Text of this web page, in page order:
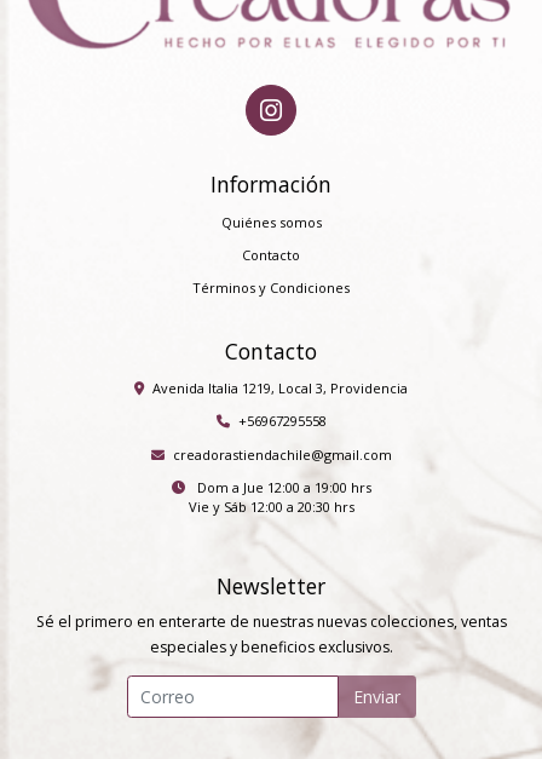
Información
Quiénes somos
Contacto
Términos y Condiciones
Contacto
Avenida Italia 1219, Local 3, Providencia
+56967295558
creadorastiendachile@gmail.com
Dom a Jue 12:00 a 19:00 hrs
Vie y Sáb 12:00 a 20:30 hrs
Newsletter
Sé el primero en enterarte de nuestras nuevas colecciones, ventas
especiales y beneficios exclusivos.
Enviar